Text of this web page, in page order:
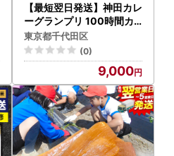
【最短翌日発送】神田カレ
ーグランプリ 100時間カ
レーB＆R欧風ビーフ 1セッ
ト(5個)【1186513】
東京都千代田区
(0)
9,000